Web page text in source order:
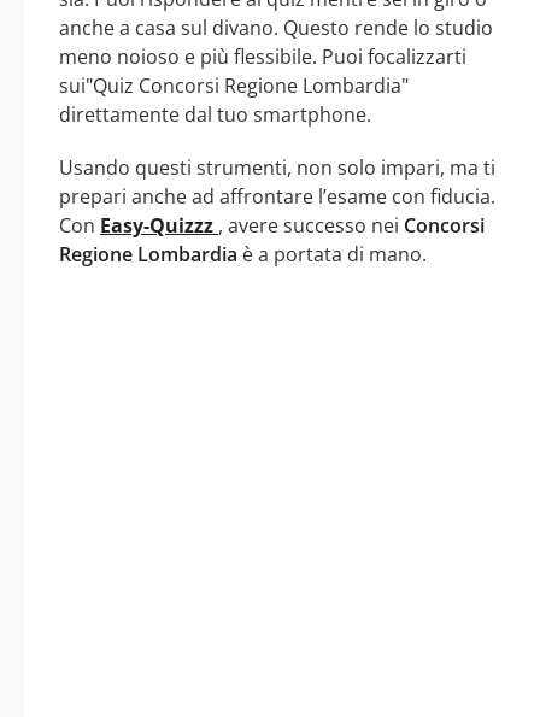
anche a casa sul divano. Questo rende lo studio
meno noioso e più flessibile. Puoi focalizzarti
sui"Quiz Concorsi Regione Lombardia"
direttamente dal tuo smartphone.
Usando questi strumenti, non solo impari, ma ti
prepari anche ad affrontare l’esame con fiducia.
Con Easy-Quizzz , avere successo nei Concorsi
Regione Lombardia è a portata di mano.